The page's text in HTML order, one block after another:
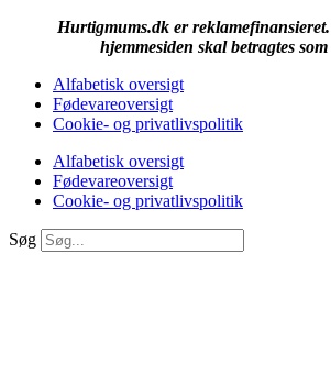
Hurtigmums.dk er
hjemmesiden skal betragtes
Alfabetisk oversigt
Fødevareoversigt
Cookie- og privatlivspolitik
Alfabetisk oversigt
Fødevareoversigt
Cookie- og privatlivspolitik
Søg